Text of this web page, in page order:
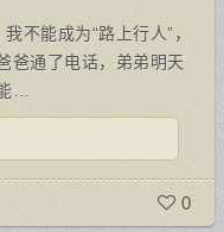
不能成为“路上行人”，
爸通了电话，弟弟明天
…
0